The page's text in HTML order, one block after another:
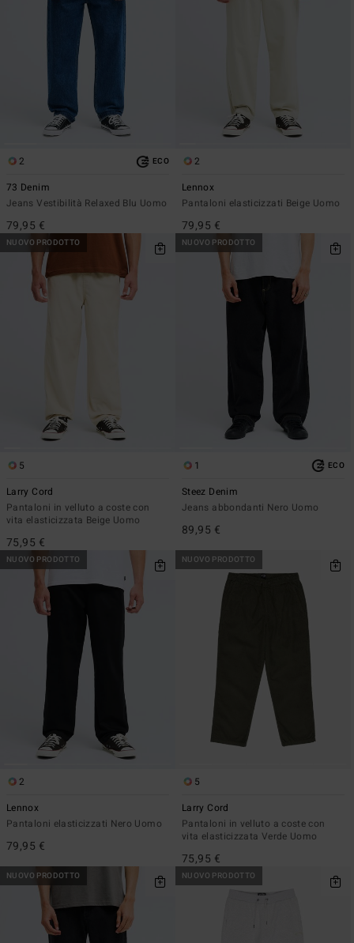
2 ECO
73 Denim
Jeans Vestibilità Relaxed Blu Uomo
79,95 €
2
Lennox
Pantaloni elasticizzati Beige Uomo
79,95 €
NUOVO PRODOTTO
5
Larry Cord
Pantaloni in velluto a coste con
vita elasticizzata Beige Uomo
75,95 €
NUOVO PRODOTTO
1 ECO
Steez Denim
Jeans abbondanti Nero Uomo
89,95 €
NUOVO PRODOTTO
2
Lennox
Pantaloni elasticizzati Nero Uomo
79,95 €
NUOVO PRODOTTO
5
Larry Cord
Pantaloni in velluto a coste con
vita elasticizzata Verde Uomo
75,95 €
NUOVO PRODOTTO NUOVO PRODOTTO